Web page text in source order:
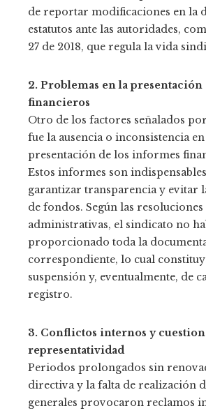
de reportar modificaciones en la
estatutos ante las autoridades,
27 de 2018, que regula la vida
2. Problemas en la
financieros
Otro de los factores señalados
fue la ausencia o inconsistencia
presentación de los informes
Estos informes son
garantizar transparencia y evitar
de fondos. Según las resoluciones
administrativas, el sindicato no
proporcionado toda la
correspondiente, lo cual
suspensión y, eventualmente, de
registro.
3. Conflictos internos y
representatividad
Periodos prolongados sin
directiva y la falta de realización
generales provocaron reclamos